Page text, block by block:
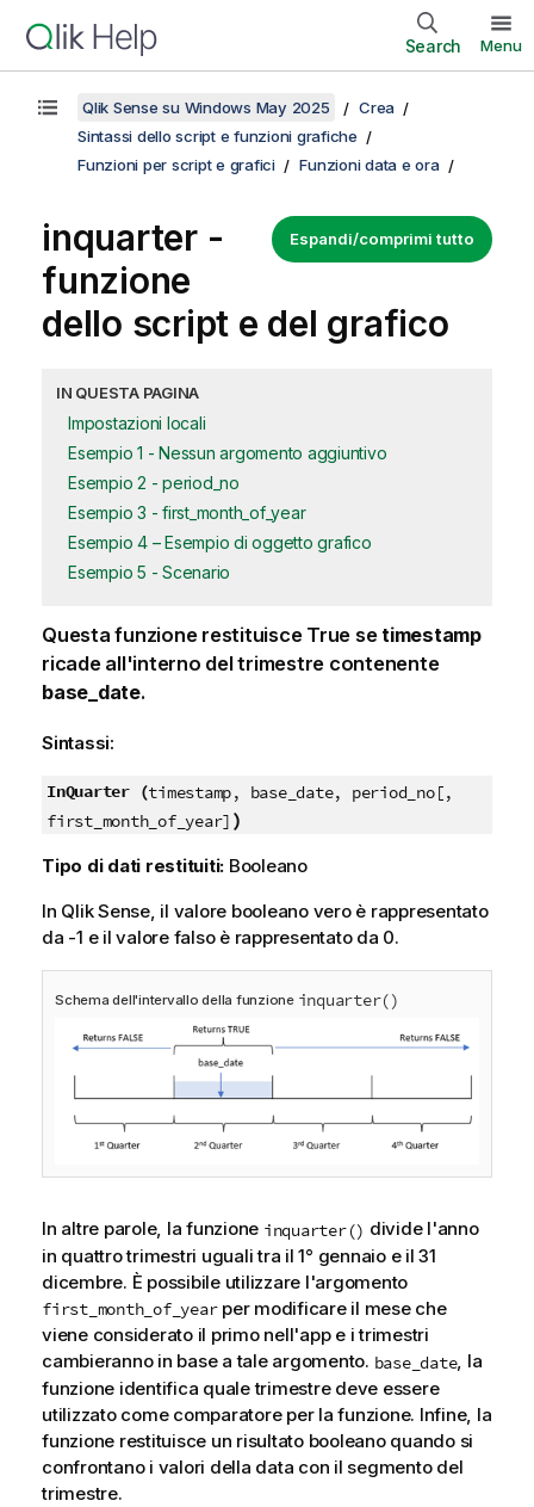
Search Menu
Qlik Sense su Windows May 2025
Crea
Sintassi dello script e funzioni grafiche
Funzioni per script e grafici
Funzioni data e ora
Espandi/comprimi tutto
inquarter -
funzione
dello script e del grafico
IN QUESTA PAGINA
Impostazioni locali
Esempio 1 - Nessun argomento aggiuntivo
Esempio 2 - period_no
Esempio 3 - first_month_of_year
Esempio 4 – Esempio di oggetto grafico
Esempio 5 - Scenario
Questa funzione restituisce True se timestamp
ricade all'interno del trimestre contenente
base_date.
Sintassi:
InQuarter (timestamp, base_date, period_no[,
first_month_of_year] )
Tipo di dati restituiti: Booleano
In Qlik Sense, il valore booleano vero è rappresentato
da -1 e il valore falso è rappresentato da 0.
Schema dell'intervallo della funzione inquarter()
In altre parole, la funzione inquarter() divide l'anno
in quattro trimestri uguali tra il 1° gennaio e il 31
dicembre. È possibile utilizzare l'argomento
first_month_of_yearper modificare il mese che
viene considerato il primo nell'app e i trimestri
cambieranno in base a tale argomento. base_date, la
funzione identifica quale trimestre deve essere
utilizzato come comparatore per la funzione. Infine, la
funzione restituisce un risultato booleano quando si
confrontano i valori della data con il segmento del
trimestre.